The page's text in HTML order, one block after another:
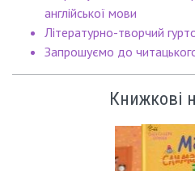
англійської мови
Літературно-творчий
Запрошуємо до
Книжкові